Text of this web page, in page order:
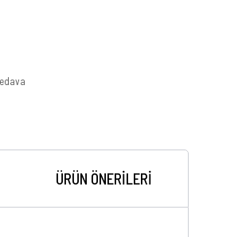
ÜRÜN ÖNERILERI